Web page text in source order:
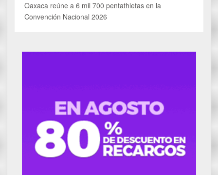
Oaxaca reúne a 6 mil 700 pentathletas en la
Convención Nacional 2026